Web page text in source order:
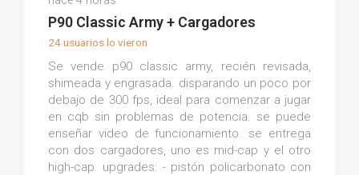
P90 Classic Army + Cargadores
24 usuarios lo vieron
Se vende p90 classic army, recién revisada,
shimeada y engrasada. disparando un poco por
debajo de 300 fps, ideal para comenzar a jugar
en cqb sin problemas de potencia. se puede
enseñar video de funcionamiento. se entrega
con dos cargadores, uno es mid-cap y el otro
high-cap. upgrades: - pistón policarbonato con